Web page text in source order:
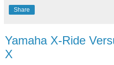
Share
Yamaha X-Ride
X